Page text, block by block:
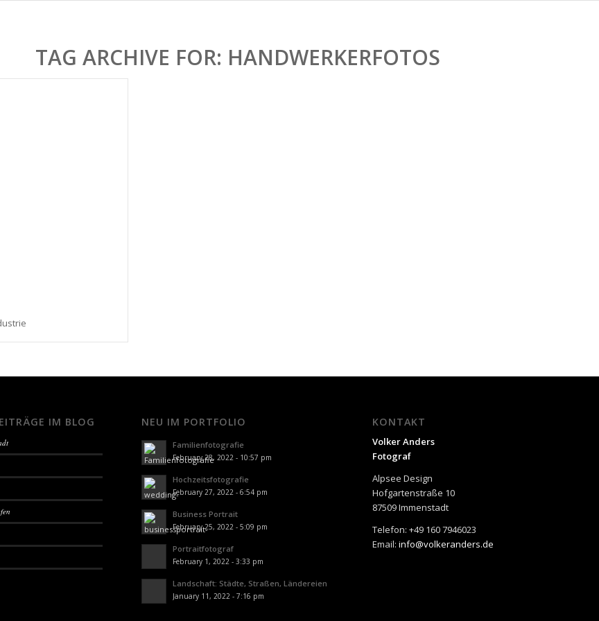
TAG ARCHIVE FOR: HANDWERKERFOTOS
IM BLOG NEU IM PORTFOLIO
Familienfotografie
February 28, 2022 - 10:57 pm
Hochzeitsfotografie
February 27, 2022 - 6:54 pm
Business Portrait
February 25, 2022 - 5:09 pm
Portraitfotograf
February 1, 2022 - 3:33 pm
Landschaft: Städte, Straßen, Ländereien
January 11, 2022 - 7:16 pm
KONTAKT
Volker Anders
Fotograf
Alpsee Design
Hofgartenstraße 10
87509 Immenstadt
Telefon: +49 160 7946023
Email:info@volkeranders.de